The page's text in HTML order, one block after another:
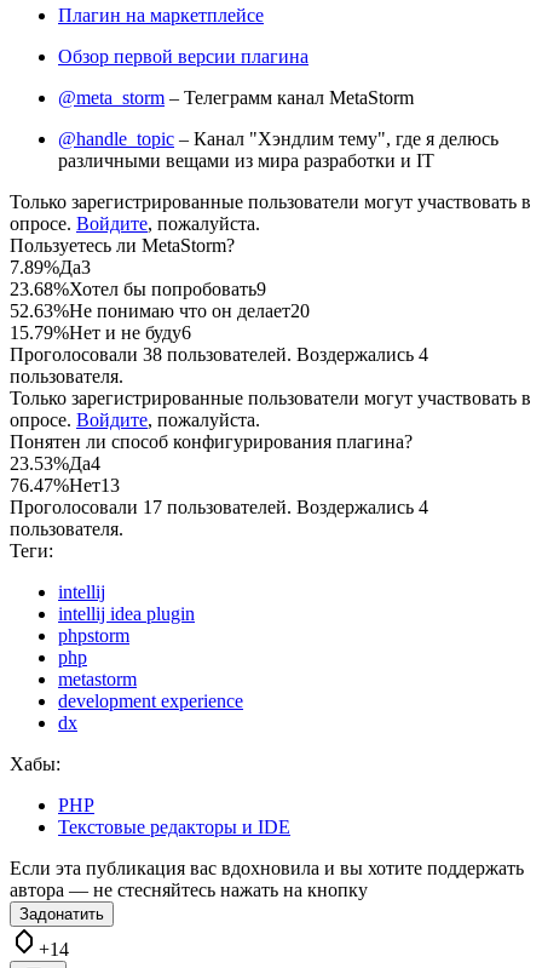
Плагин на маркетплейсе
Обзор первой версии плагина
@meta_storm – Телеграмм канал MetaStorm
@handle_topic – Канал "Хэндлим тему", где я делюсь
различными вещами из мира разработки и IT
Только зарегистрированные пользователи могут участвовать в
опросе. Войдите, пожалуйста.
Пользуетесь ли MetaStorm?
7.89%Да3
23.68%Хотел бы попробовать9
52.63%Не понимаю что он делает20
15.79%Нет и не буду6
Проголосовали 38 пользователей. Воздержались 4
пользователя.
Только зарегистрированные пользователи могут участвовать в
опросе. Войдите, пожалуйста.
Понятен ли способ конфигурирования плагина?
23.53%Да4
76.47%Нет13
Проголосовали 17 пользователей. Воздержались 4
пользователя.
Теги:
intellij
intellij idea plugin
phpstorm
php
metastorm
development experience
dx
Хабы:
PHP
Текстовые редакторы и IDE
Если эта публикация вас вдохновила и вы хотите поддержать
автора — не стесняйтесь нажать на кнопку
Задонатить
+14